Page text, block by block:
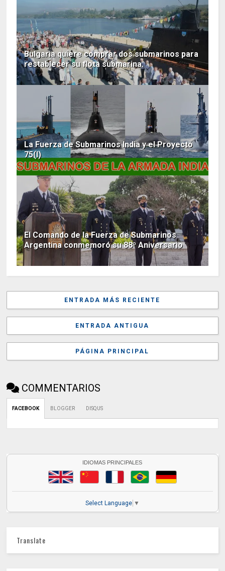
Bulgaria quiere comprar dos submarinos para
restablecer su flota submarina.
La Fuerza de Submarinos India y el Proyecto
75(I)
El Comando de la Fuerza de Submarinos
Argentina conmemoró su 88º Aniversario
ENTRADA MÁS RECIENTE
ENTRADA ANTIGUA
PÁGINA PRINCIPAL
COMMENTARIOS
FACEBOOK BLOGGER DISQUS
IDIOMAS PRINCIPALES
Select Language ▼
Translate